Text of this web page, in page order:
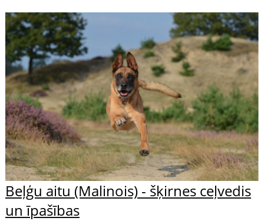
Beļģu aitu (Malinois) - šķirnes ceļvedis
un īpašības